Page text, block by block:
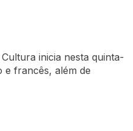
inicia nesta quinta-
e francês, além de